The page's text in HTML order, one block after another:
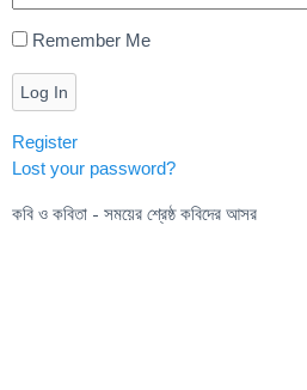
Remember Me
Log In
Register
Lost your password?
কবি ও কবিতা - সময়ের শ্রেষ্ঠ কবিদের আসর